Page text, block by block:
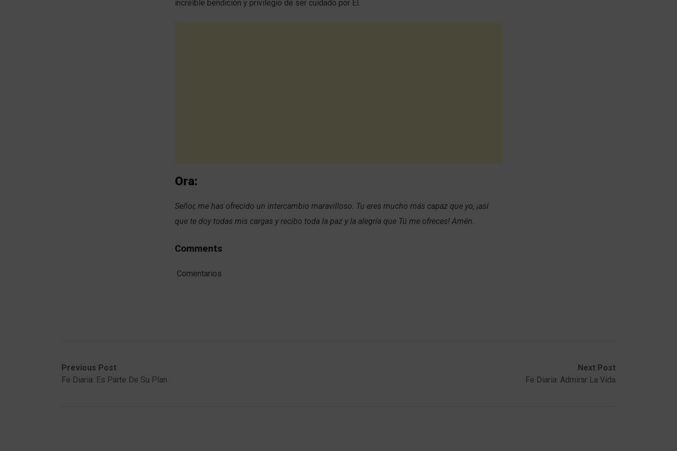
increíble bendición y privilegio de ser cuidado por Él.
Ora:
Señor, me has ofrecido un intercambio maravilloso. Tu eres mucho más capaz que yo, ¡así
que te doy todas mis cargas y recibo toda la paz y la alegría que Tú me ofreces! Amén.
Comments
Comentarios
Previous Post
Fe Diaria: Es Parte De Su Plan
Next Post
Fe Diaria: Admirar La Vida